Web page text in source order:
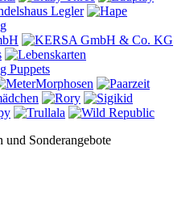
und Sonderangebote